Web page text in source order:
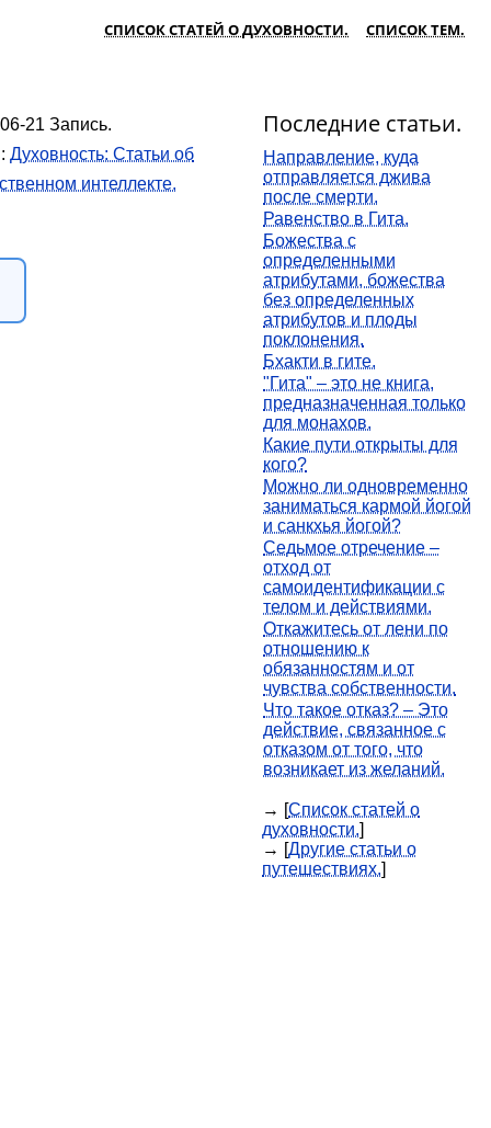
СПИСОК СТАТЕЙ О ДУХОВНОСТИ. СПИСОК ТЕМ.
21 Запись.
Духовность: Статьи об
интеллекте.
Последние статьи.
Направление, куда
отправляется джива
после смерти.
Равенство в Гита.
Божества с
определенными
атрибутами, божества
без определенных
атрибутов и плоды
поклонения.
Бхакти в гите.
"Гита" – это не книга,
предназначенная только
для монахов.
Какие пути открыты для
кого?
Можно ли одновременно
заниматься кармой йогой
и санкхья йогой?
Седьмое отречение –
отход от
самоидентификации с
телом и действиями.
Откажитесь от лени по
отношению к
обязанностям и от
чувства собственности.
Что такое отказ? – Это
действие, связанное с
отказом от того, что
возникает из желаний.
→ [Список статей о
духовности.]
→ [Другие статьи о
путешествиях.]